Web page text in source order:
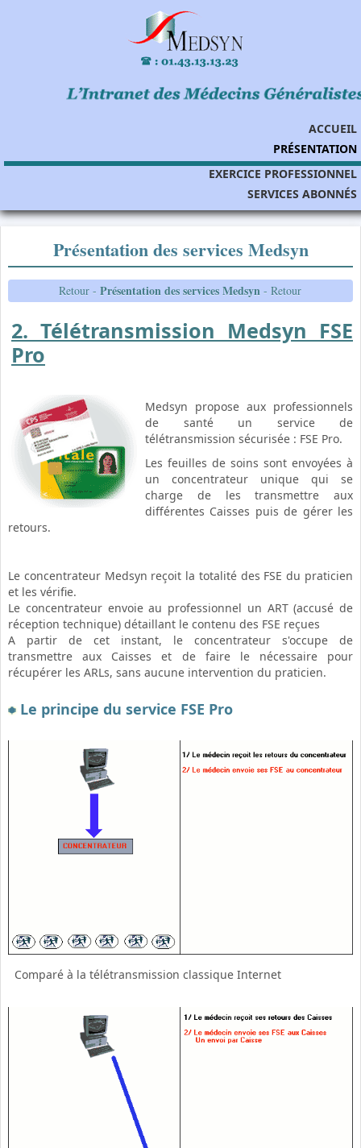
ACCUEIL
PRÉSENTATION
EXERCICE PROFESSIONNEL
SERVICES ABONNÉS
Présentation des services Medsyn
Retour - Présentation des services Medsyn - Retour
2. Télétransmission Medsyn FSE
Pro
Medsyn propose aux professionnels
de santé un service de
télétransmission sécurisée : FSE Pro.
Les feuilles de soins sont envoyées à
un concentrateur unique qui se
charge de les transmettre aux
différentes Caisses puis de gérer les
retours.
Le concentrateur Medsyn reçoit la totalité des FSE du praticien
et les vérifie.
Le concentrateur envoie au professionnel un ART (accusé de
réception technique) détaillant le contenu des FSE reçues
A partir de cet instant, le concentrateur s'occupe de
transmettre aux Caisses et de faire le nécessaire pour
récupérer les ARLs, sans aucune intervention du praticien.
Le principe du service FSE Pro
Comparé à la télétransmission classique Internet